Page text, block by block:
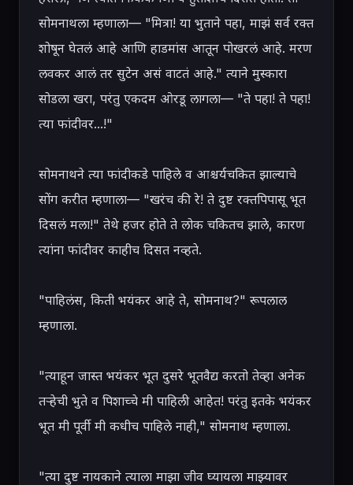
सोमनाथला म्हणाला— "मित्रा! या भुताने पहा, माझं सर्व रक्त
शोषून घेतलं आहे आणि हाडमांस आतून पोखरलं आहे. मरण
लवकर आलं तर सुटेन असं वाटतं आहे." त्याने मुस्कारा
सोडला खरा, परंतु एकदम ओरडू लागला— "ते पहा! ते पहा!
त्या फांदीवर...!"
सोमनाथने त्या फांदीकडे पाहिले व आश्चर्यचकित झाल्याचे
सोंग करीत म्हणाला— "खरंच की रे! ते दुष्ट रक्तपिपासू भूत
दिसलं मला!" तेथे हजर होते ते लोक चकितच झाले, कारण
त्यांना फांदीवर काहीच दिसत नव्हते.
"पाहिलंस, किती भयंकर आहे ते, सोमनाथ?" रूपलाल
म्हणाला.
"त्याहून जास्त भयंकर भूत दुसरे भूतवैद्य करतो तेव्हा अनेक
तऱ्हेची भुते व पिशाच्चे मी पाहिली आहेत! परंतु इतके भयंकर
भूत मी पूर्वी मी कधीच पाहिले नाही," सोमनाथ म्हणाला.
"त्या दुष्ट नायकाने त्याला माझा जीव घ्यायला माझ्यावर